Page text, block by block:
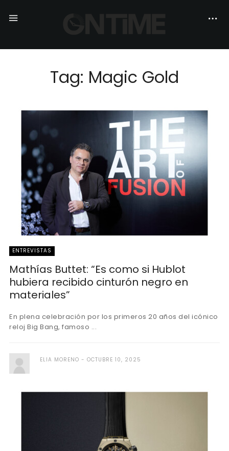
Tag: Magic Gold
ENTREVISTAS
Mathías Buttet: “Es como si Hublot
hubiera recibido cinturón negro en
materiales”
En plena celebración por los primeros 20 años del icónico
reloj Big Bang, famoso ...
ELIA MORENO OCTUBRE 10, 2025